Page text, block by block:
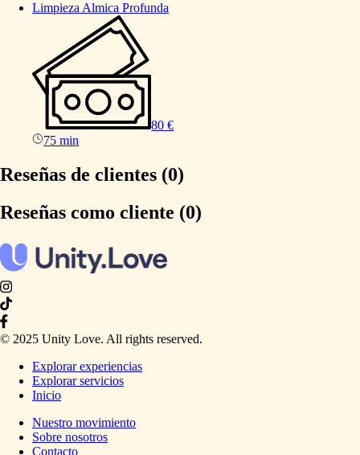
Limpieza Almica Profunda
80 €
75 min
Reseñas de clientes (0)
Reseñas como cliente (0)
© 2025 Unity Love. All rights reserved.
Explorar experiencias
Explorar servicios
Inicio
Nuestro movimiento
Sobre nosotros
Contacto